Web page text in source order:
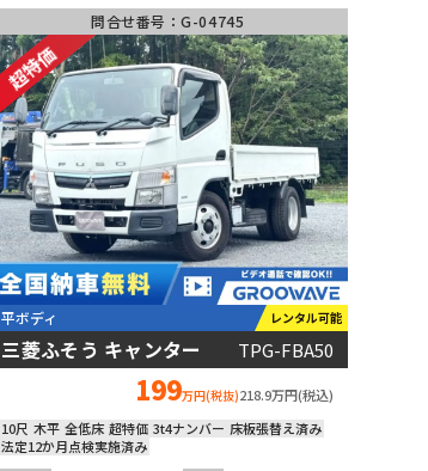
問合せ番号：G-04745
平ボディ レンタル可能
三菱ふそう キャンター TPG-FBA50
199万円(税抜)218.9万円(税込)
10尺 木平 全低床 超特価 3t4ナンバー 床板張替え済み
法定12か月点検実施済み